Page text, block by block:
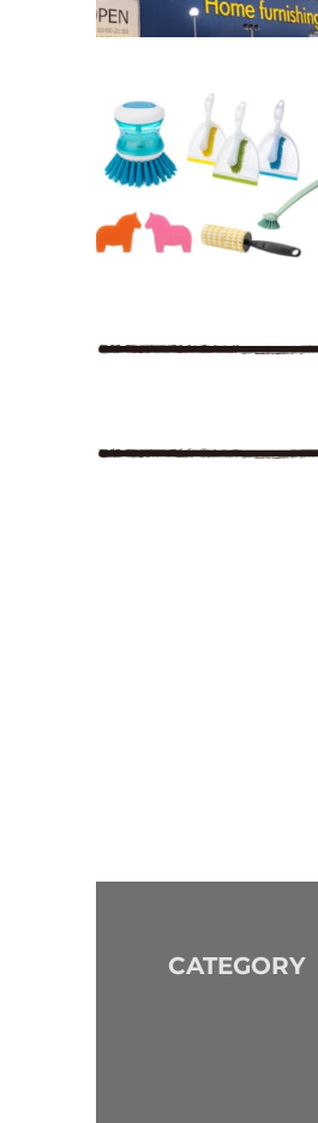
CATEGORY